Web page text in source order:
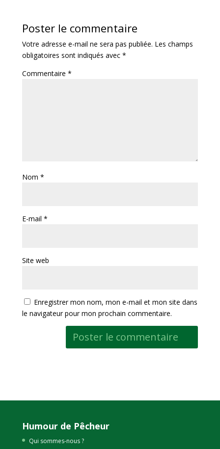
Poster le commentaire
Votre adresse e-mail ne sera pas publiée. Les champs
obligatoires sont indiqués avec *
Commentaire *
Nom *
E-mail *
Site web
Enregistrer mon nom, mon e-mail et mon site dans
le navigateur pour mon prochain commentaire.
Humour de Pêcheur
Qui sommes-nous ?